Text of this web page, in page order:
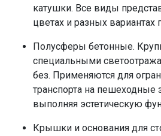
катушки. Все виды
цветах и разных вариантах
Полусферы бетонные.
специальными
без. Применяются для
транспорта на
выполняя эстетическую
Крышки и основания для